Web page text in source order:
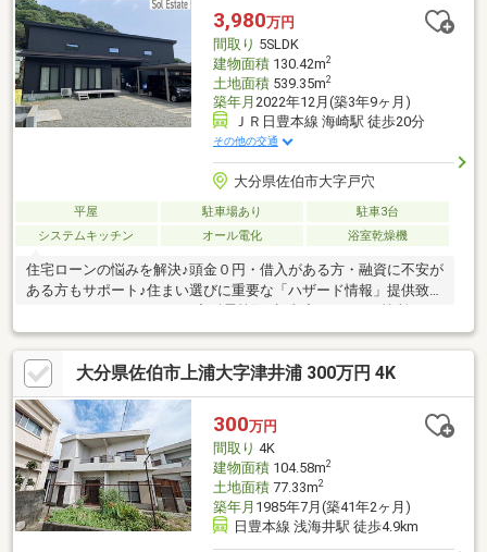
ンに不安のある方、他社で断られた方も是非一度ご相談くださ
い！！！お問合せは東武住販 大分店 利田（リタ）まで！
3,980万円
間取り 5SLDK
建物面積130.42m2
土地面積539.35m2
築年月 2022年12月(築3年9ヶ月)
ＪＲ日豊本線 海崎駅 徒歩20分
その他の交通
大分県佐伯市大字戸穴
平屋 駐車場あり
駐車3台
システムキッチン
オール電化 浴室乾燥機
住宅ローンの悩みを解決♪頭金０円・借入がある方・融資に不安が
ある方もサポート♪住まい選びに重要な「ハザード情報」提供致し
世帯向き◇太陽光発電9.6ｋｗ＋蓄電池◇リビング19帖(吹抜け)◇
屋根裏収納●●設備・仕様●●◇アイランドキッチン(食器機付
き)◇1.25坪ユニットバス(浴室暖房乾燥機付き)◇パントリー◇ト
イレ2ヶ所◇ウッドデッキ2ヶ所●●当店の特徴●●◇業界歴10年以
上の「交渉」に強いスタッフ◇地震や洪水などの気になる災害情
報提供◇住宅ローン内定率94％以上！◇FP・相続鑑定士在籍
大分県佐伯市上浦大字津井浦 300万円 4K
300万円
間取り 4K
建物面積104.58m2
土地面積77.33m2
築年月 1985年7月(築41年2ヶ月)
日豊本線 浅海井駅 徒歩4.9km